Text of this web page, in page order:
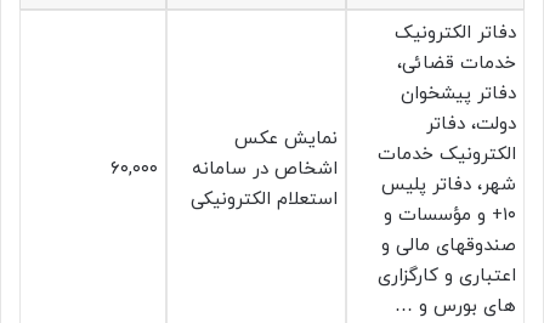
دفاتر الکترونیک
خدمات قضائی،
دفاتر پیشخوان
دولت، دفاتر
الکترونیک خدمات
شهر، دفاتر پلیس
۱۰+ و مؤسسات و
صندوقهای مالی و
اعتباری و کارگزاری
های بورس و …
نمایش عکس
اشخاص در سامانه
استعلام الکترونیکی
۶۰,۰۰۰